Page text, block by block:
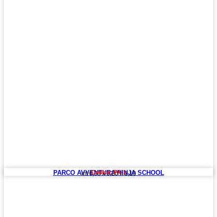
PARCO AVVENTURA NINJA SCHOOL
mt 6,30 x 3,20 h 3,10
Codice: PA 1